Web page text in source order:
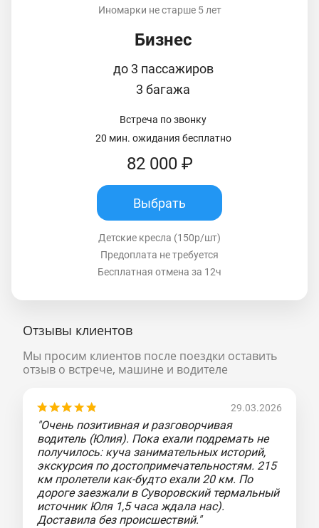
Иномарки не старше 5 лет
Бизнес
до 3 пассажиров
3 багажа
Встреча по звонку
20 мин. ожидания бесплатно
82 000 ₽
Выбрать
Детские кресла (150р/шт)
Предоплата не требуется
Бесплатная отмена за 12ч
Отзывы клиентов
Мы просим клиентов после поездки оставить
отзыв о встрече, машине и водителе
29.03.2026
"Очень позитивная и разговорчивая
водитель (Юлия). Пока ехали подремать не
получилось: куча занимательных историй,
экскурсия по достопримечательностям. 215
км пролетели как-будто ехали 20 км. По
дороге заезжали в Суворовский термальный
источник Юля 1,5 часа ждала нас).
Доставила без происшествий."